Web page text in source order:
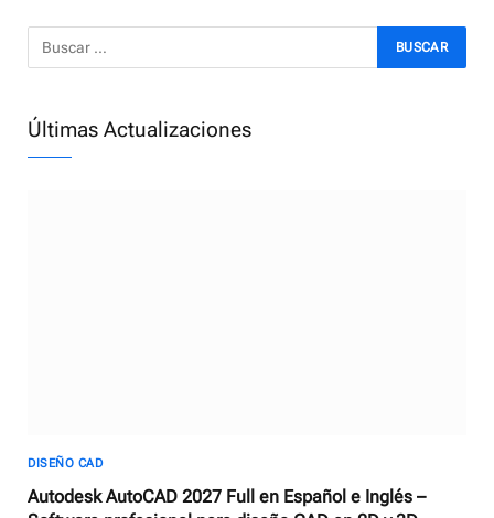
Últimas Actualizaciones
DISEÑO CAD
Autodesk AutoCAD 2027 Full en Español e Inglés –